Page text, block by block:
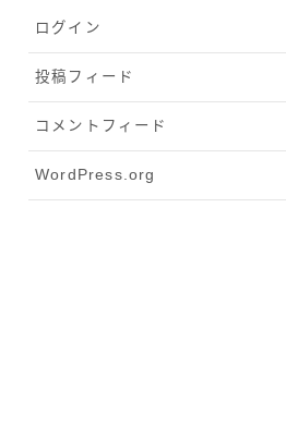
ログイン
投稿フィード
コメントフィード
WordPress.org